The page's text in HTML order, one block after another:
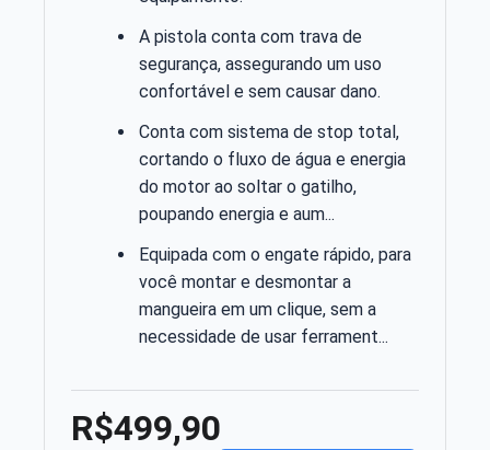
A pistola conta com trava de
segurança, assegurando um uso
confortável e sem causar dano.
Conta com sistema de stop total,
cortando o fluxo de água e energia
do motor ao soltar o gatilho,
poupando energia e aum...
Equipada com o engate rápido, para
você montar e desmontar a
mangueira em um clique, sem a
necessidade de usar ferrament...
R$499,90